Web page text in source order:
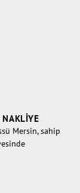
NAKLIYE
Mersin, sahip